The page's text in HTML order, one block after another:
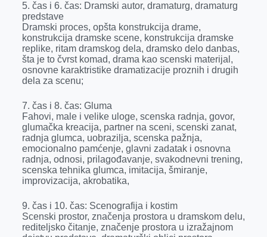
5. čas i 6. čas: Dramski autor, dramaturg, dramaturg
predstave
Dramski proces, opšta konstrukcija drame,
konstrukcija dramske scene, konstrukcija dramske
replike, ritam dramskog dela, dramsko delo danbas,
šta je to čvrst komad, drama kao scenski materijal,
osnovne karaktristike dramatizacije proznih i drugih
dela za scenu;
7. čas i 8. čas: Gluma
Fahovi, male i velike uloge, scenska radnja, govor,
glumačka kreacija, partner na sceni, scenski zanat,
radnja glumca, uobrazilja, scenska pažnja,
emocionalno pamćenje, glavni zadatak i osnovna
radnja, odnosi, prilagođavanje, svakodnevni trening,
scenska tehnika glumca, imitacija, šmiranje,
improvizacija, akrobatika,
9. čas i 10. čas: Scenografija i kostim
Scenski prostor, značenja prostora u dramskom delu,
rediteljsko čitanje, značenje prostora u izražajnom